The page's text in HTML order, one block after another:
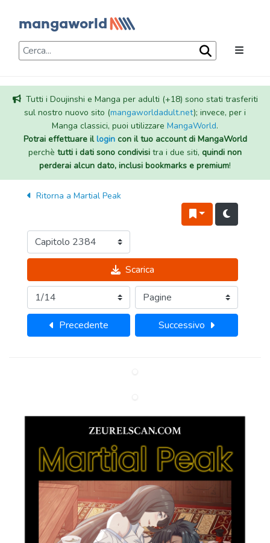
Tutti i Doujinshi e Manga per adulti (+18) sono stati trasferiti
sul nostro nuovo sito (mangaworldadult.net); invece, per i
Manga classici, puoi utilizzare MangaWorld.
Potrai effettuare illogincon il tuo account di MangaWorld
perchè tutti i dati sono condivisi tra i due siti, quindi non
perderai alcun dato, inclusi bookmarks e premium!
Ritorna a Martial Peak
Scarica
Precedente Successivo